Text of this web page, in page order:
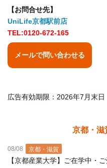
【お問合せ先】
UniLife京都駅前店
TEL:0120-672-165
メールで問い合わせる
広告有効期限：2026年7月末日
京都・滋
08/08 京都・滋賀